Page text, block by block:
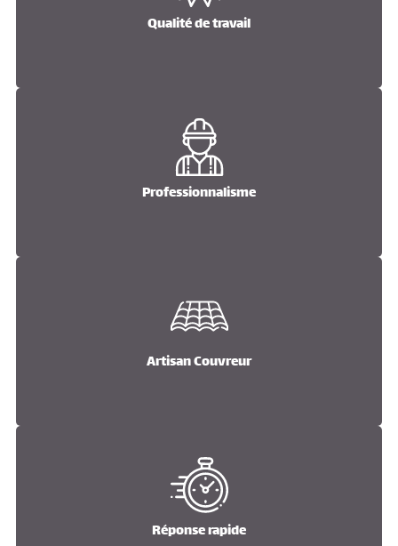
Qualité de travail
Qualité de travail
Professionnalisme
Professionnalisme
Artisan Couvreur
Artisan Couvreur
Réponse rapide
Réponse rapide